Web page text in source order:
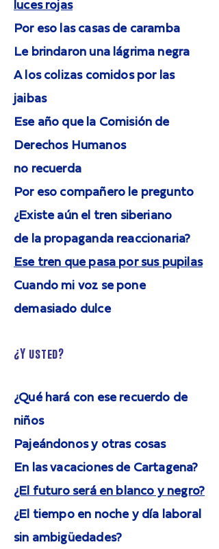
luces rojas
Por eso las casas de caramba
Le brindaron una lágrima negra
A los colizas comidos por las
jaibas
Ese año que la Comisión de
Derechos Humanos
no recuerda
Por eso compañero le pregunto
¿Existe aún el tren siberiano
de la propaganda reaccionaria?
Ese tren que pasa por sus pupilas
Cuando mi voz se pone
demasiado dulce
¿Y usted?
¿Qué hará con ese recuerdo de
niños
Pajeándonos y otras cosas
En las vacaciones de Cartagena?
¿El futuro será en blanco y negro?
¿El tiempo en noche y día laboral
sin ambigüedades?